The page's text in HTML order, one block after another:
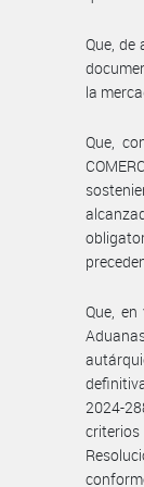
Que,
la
Que,
Que,
2024-